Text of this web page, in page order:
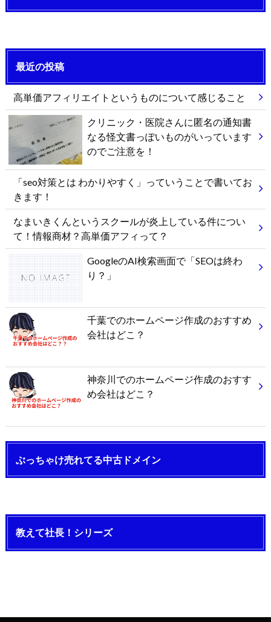
最近の投稿
高単価アフィリエイトというものについて感じること
クリニック・医院さんに匿名の通知書
なる怪文書っぽいものがいっています
のでご注意を！
「seo対策とは わかりやすく」っていうことで書いてお
きます！
なまいきくんというスクールが炎上している件につい
て！情報商材？高単価アフィって？
GoogleのAI検索画面で「SEOは終わ
り？」
千葉でのホームページ作成のおすすめ
会社はどこ？
神奈川でのホームページ作成のおすす
め会社はどこ？
ぶっちゃけ売れてる中古ドメイン
教えて社長！シリーズ